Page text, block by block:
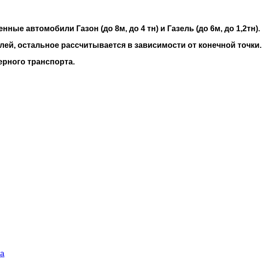
автомобили Газон (до 8м, до 4 тн) и Газель (до 6м, до 1,2тн).
остальное рассчитывается в зависимости от конечной точки.
транспорта.